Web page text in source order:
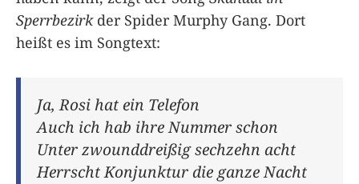
Sperrbezirkder Spider Murphy Gang. Dort
heißt es im Songtext:
Ja, Rosi hat ein Telefon
Auch ich hab ihre Nummer schon
Unter zwounddreißig sechzehn acht
Herrscht Konjunktur die ganze Nacht